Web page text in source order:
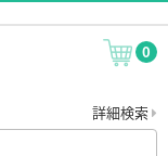
0
詳細検索